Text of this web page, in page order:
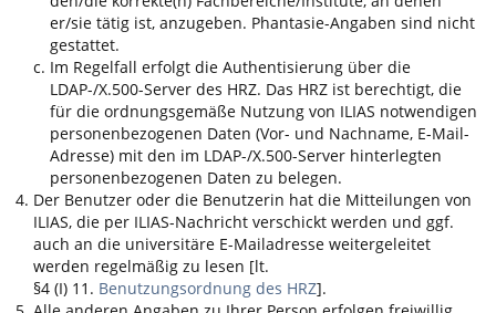
er/sie tätig ist, anzugeben. Phantasie-Angaben sind nicht
gestattet.
Im Regelfall erfolgt die Authentisierung über die
LDAP-/X.500-Server des HRZ. Das HRZ ist berechtigt, die
für die ordnungsgemäße Nutzung von ILIAS notwendigen
personenbezogenen Daten (Vor- und Nachname, E-Mail-
Adresse) mit den im LDAP-/X.500-Server hinterlegten
personenbezogenen Daten zu belegen.
Der Benutzer oder die Benutzerin hat die Mitteilungen von
ILIAS, die per ILIAS-Nachricht verschickt werden und ggf.
auch an die universitäre E-Mailadresse weitergeleitet
werden regelmäßig zu lesen [lt.
§4 (I) 11. Benutzungsordnung des HRZ].